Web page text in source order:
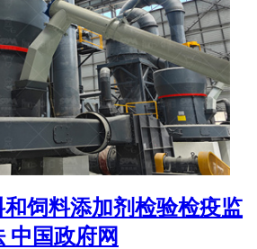
饲料添加剂检验检疫监
中国政府网